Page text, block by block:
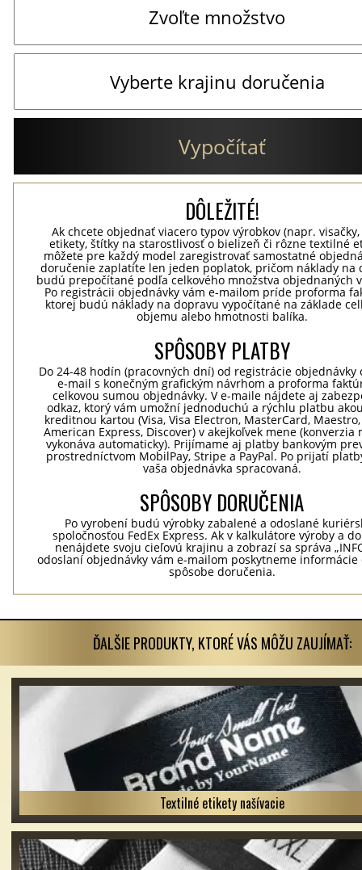
Vypočítať
DÔLEŽITÉ!
Ak chcete objednať viacero typov výrobkov (napr.
etikety, štítky na starostlivosť o bielizeň či rôzne textilné
môžete pre každý model zaregistrovať samostatné
doručenie zaplatíte len jeden poplatok, pričom náklady na
budú prepočítané podľa celkového množstva objednaných
Po registrácii objednávky vám e-mailom príde proforma
ktorej budú náklady na dopravu vypočítané na základe
objemu alebo hmotnosti balíka.
SPÔSOBY PLATBY
Do 24-48 hodín (pracovných dní) od registrácie objednávky
e-mail s konečným grafickým návrhom a proforma
celkovou sumou objednávky. V e-maile nájdete aj
odkaz, ktorý vám umožní jednoduchú a rýchlu platbu
kreditnou kartou (Visa, Visa Electron, MasterCard,
American Express, Discover) v akejkoľvek mene (konverzia
vykonáva automaticky). Prijímame aj platby bankovým
prostredníctvom MobilPay, Stripe a PayPal. Po prijatí
vaša objednávka spracovaná.
SPÔSOBY DORUČENIA
Po vyrobení budú výrobky zabalené a odoslané
spoločnosťou FedEx Express. Ak v kalkulátore výroby a
nenájdete svoju cieľovú krajinu a zobrazí sa správa
odoslaní objednávky vám e-mailom poskytneme informácie
spôsobe doručenia.
ĎALŠIE PRODUKTY, KTORÉ VÁS MÔŽU ZAUJÍMAŤ:
Textilné etikety našívacie